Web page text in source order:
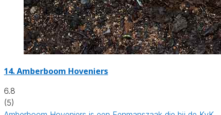
14.Amberboom Hoveniers
6.8
(5)